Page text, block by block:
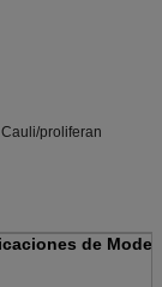
proliferan
de